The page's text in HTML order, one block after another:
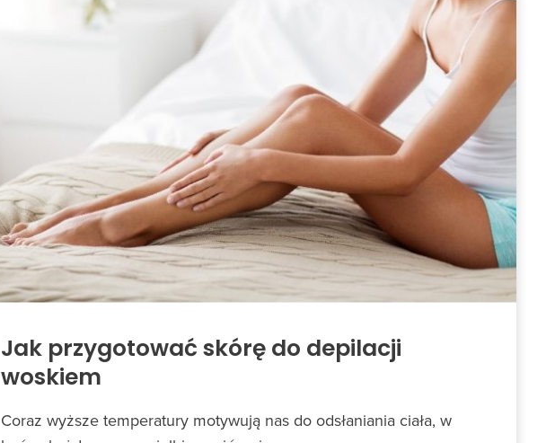
Jak przygotować skórę do depilacji
woskiem
Coraz wyższe temperatury motywują nas do odsłaniania ciała, w